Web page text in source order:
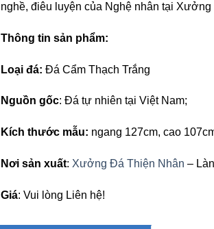
nghề, điêu luyện của Nghệ nhân tại
Thông tin sản phẩm:
Loại đá: Đá Cẩm Thạch Trắng
Nguồn gốc: Đá tự nhiên tại Việt Nam;
Kích thước mẫu: ngang 127cm, cao
Nơi sản xuất: Xưởng Đá Thiện Nhân –
Giá: Vui lòng Liên hệ!